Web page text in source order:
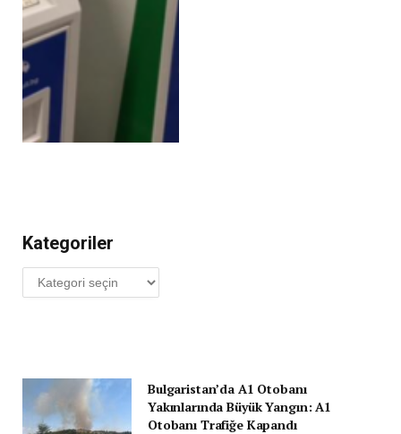
Kategoriler
Kategoriler
Bulgaristan’da A1 Otobanı
Yakınlarında Büyük Yangın: A1
Otobanı Trafiğe Kapandı